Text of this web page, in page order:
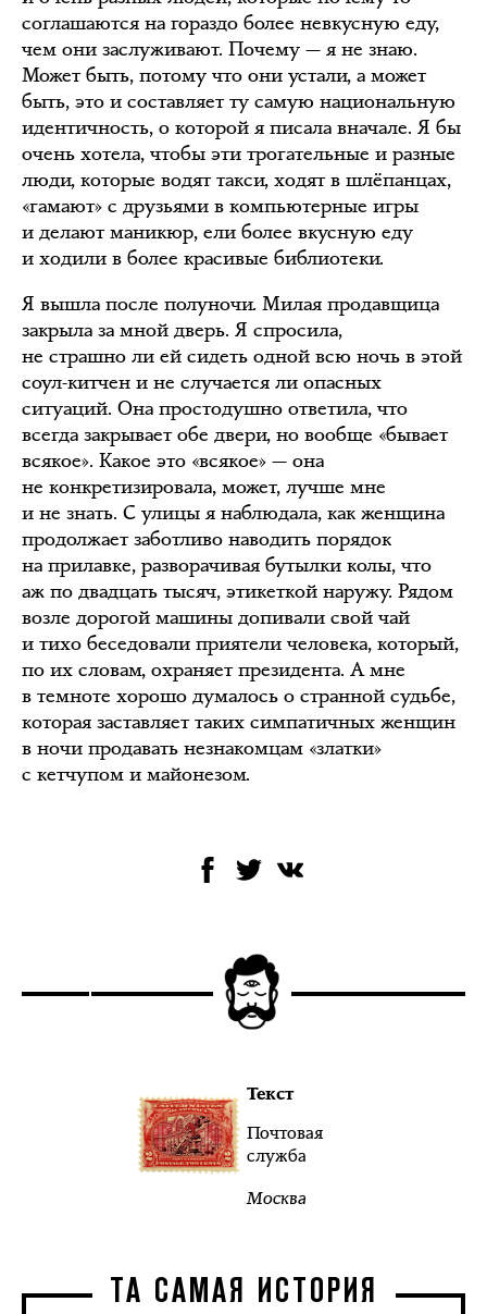
соглашаются на гораздо более невкусную еду,
чем они заслуживают. Почему — я не знаю.
Может быть, потому что они устали, а может
быть, это и составляет ту самую национальную
идентичность, о которой я писала вначале. Я бы
очень хотела, чтобы эти трогательные и разные
люди, которые водят такси, ходят в шлёпанцах,
«гамают» с друзьями в компьютерные игры
и делают маникюр, ели более вкусную еду
и ходили в более красивые библиотеки.
Я вышла после полуночи. Милая продавщица
закрыла за мной дверь. Я спросила,
не страшно ли ей сидеть одной всю ночь в этой
соул-китчен и не случается ли опасных
ситуаций. Она простодушно ответила, что
всегда закрывает обе двери, но вообще «бывает
всякое». Какое это «всякое» — она
не конкретизировала, может, лучше мне
и не знать. С улицы я наблюдала, как женщина
продолжает заботливо наводить порядок
на прилавке, разворачивая бутылки колы, что
аж по двадцать тысяч, этикеткой наружу. Рядом
возле дорогой машины допивали свой чай
и тихо беседовали приятели человека, который,
по их словам, охраняет президента. А мне
в темноте хорошо думалось о странной судьбе,
которая заставляет таких симпатичных женщин
в ночи продавать незнакомцам «златки»
с кетчупом и майонезом.
Текст
Почтовая
служба
Москва
ТА САМАЯ ИСТОРИЯ